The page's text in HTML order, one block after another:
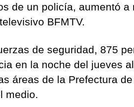
de un policía, aumentó a
BFMTV.
de seguridad, 875
en la noche del jueves al
áreas de la Prefectura
medio.